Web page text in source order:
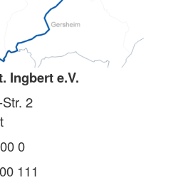
Ingbert e.V.
2
0
111